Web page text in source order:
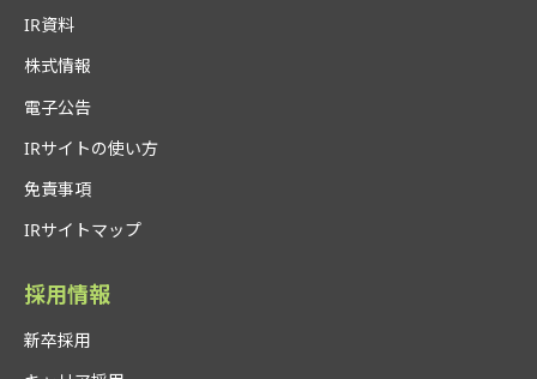
IR資料
株式情報
電子公告
IRサイトの使い方
免責事項
IRサイトマップ
採用情報
新卒採用